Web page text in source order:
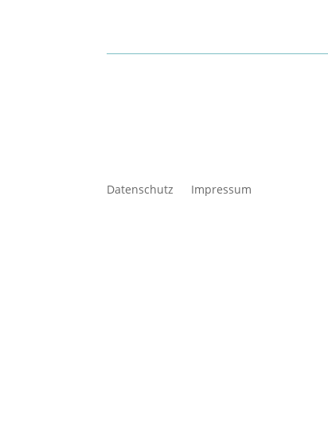
Datenschutz Impressum